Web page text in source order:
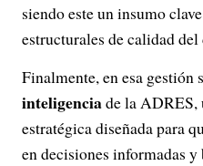
siendo este un insumo
estructurales de calidad del
Finalmente, en esa gestión
inteligenciade la ADRES,
estratégica diseñada para
en decisiones informadas y